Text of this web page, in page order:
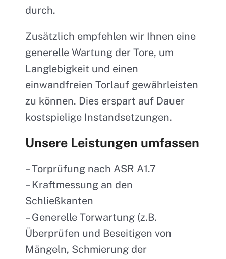
durch.
Zusätzlich empfehlen wir Ihnen eine
generelle Wartung der Tore, um
Langlebigkeit und einen
einwandfreien Torlauf gewährleisten
zu können. Dies erspart auf Dauer
kostspielige Instandsetzungen.
Unsere Leistungen umfassen
– Torprüfung nach ASR A1.7
– Kraftmessung an den
Schließkanten
– Generelle Torwartung (z.B.
Überprüfen und Beseitigen von
Mängeln, Schmierung der